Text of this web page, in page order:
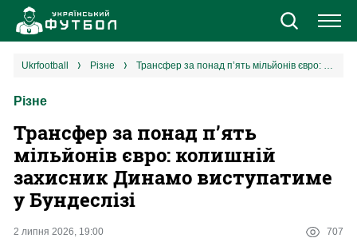
Новини
Єврокубки
УПЛ
ukrfootball різне Трансфер за понад п’ять мільйонів євро: колишній захисник Динамо виступатиме у Бундеслізі
Різне
Трансфер за понад п’ять
мільйонів євро: колишній
захисник Динамо виступатиме
у Бундеслізі
2 липня 2026, 19:00 707